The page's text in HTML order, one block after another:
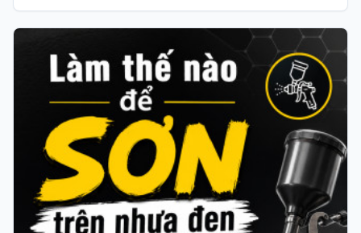
để bạn có thể bung ra và che chắn bụi bẩn, sơn văng